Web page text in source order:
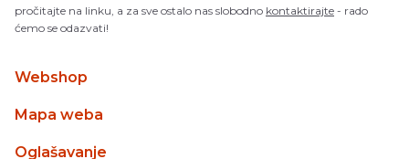
pročitajte na linku, a za sve ostalo nas slobodno kontaktirajte - rado
ćemo se odazvati!
Webshop
Mapa weba
Oglašavanje